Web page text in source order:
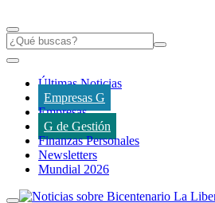
Últimas Noticias
Empresas G
Empresas
G de Gestión
Finanzas Personales
Newsletters
Mundial 2026